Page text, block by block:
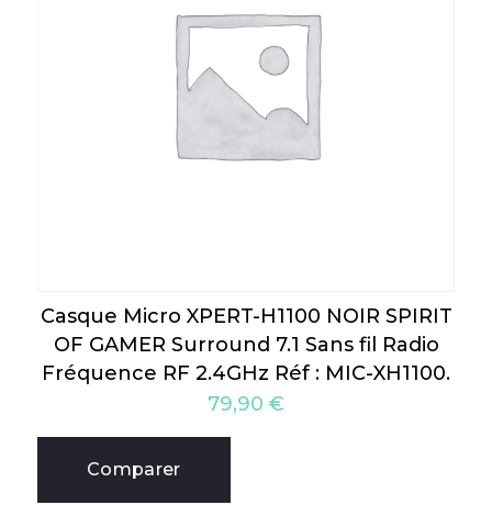
Casque Micro XPERT-H1100 NOIR SPIRIT
OF GAMER Surround 7.1 Sans fil Radio
Fréquence RF 2.4GHz Réf : MIC-XH1100.
79,90 €
Comparer